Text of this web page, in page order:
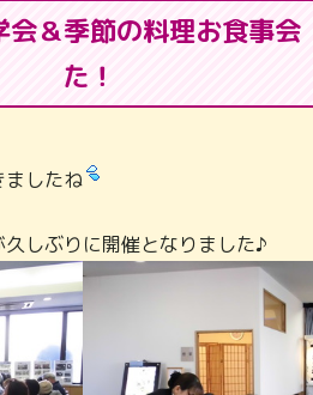
＆季節の料理お食事
た！
したね
ょうか？
しぶりに開催となりました♪